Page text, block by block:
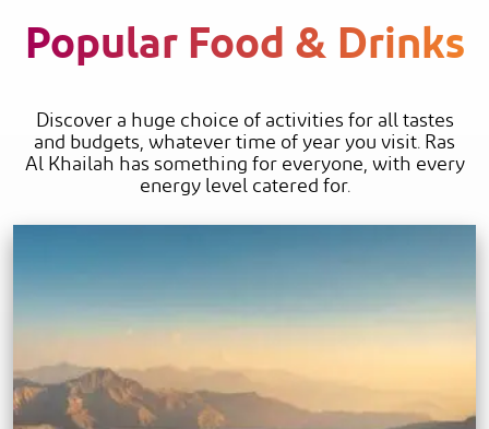
Popular Food & Drinks
Discover a huge choice of activities for all tastes
and budgets, whatever time of year you visit. Ras
Al Khailah has something for everyone, with every
energy level catered for.